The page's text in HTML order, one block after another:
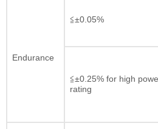
Endurance
≦±0.05%
≦±0.25% for high
rating